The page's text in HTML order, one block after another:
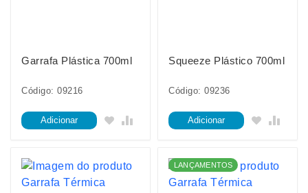
Garrafa Plástica 700ml
Código: 09216
Adicionar
Squeeze Plástico 700ml
Código: 09236
Adicionar
LANÇAMENTOS